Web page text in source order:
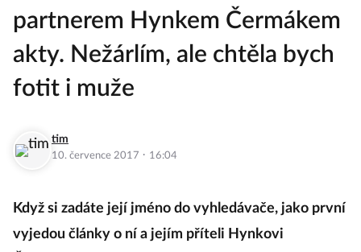
partnerem Hynkem Čermákem
akty. Nežárlím, ale chtěla bych
fotit i muže
tim
10. července 2017 · 16:04
Když si zadáte její jméno do vyhledávače, jako první
vyjedou články o ní a jejím příteli Hynkovi